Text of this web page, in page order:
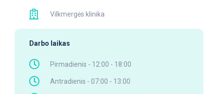
Vilkmergės klinika
Darbo laikas
Pirmadienis - 12:00 - 18:00
Antradienis - 07:00 - 13:00